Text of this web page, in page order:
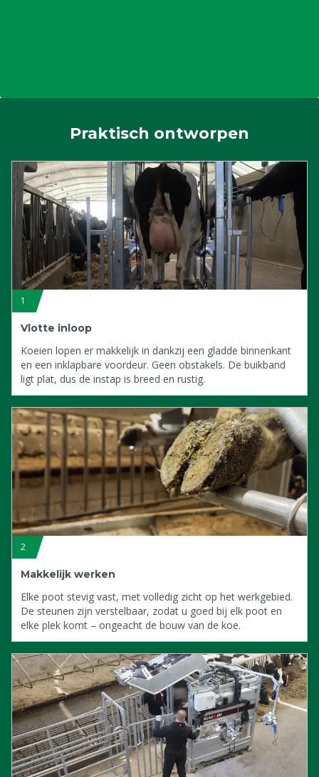
Praktisch ontworpen
1
Vlotte inloop
Koeien lopen er makkelijk in dankzij een gladde binnenkant
en een inklapbare voordeur. Geen obstakels. De buikband
ligt plat, dus de instap is breed en rustig.
2
Makkelijk werken
Elke poot stevig vast, met volledig zicht op het werkgebied.
De steunen zijn verstelbaar, zodat u goed bij elk poot en
elke plek komt – ongeacht de bouw van de koe.